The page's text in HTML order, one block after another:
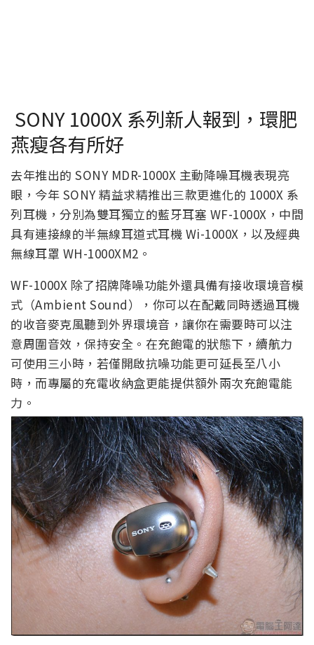
SONY 1000X 系列新人報到，環肥
燕瘦各有所好
去年推出的 SONY MDR-1000X 主動降噪耳機表現亮
眼，今年 SONY 精益求精推出三款更進化的 1000X 系
列耳機，分別為雙耳獨立的藍牙耳塞 WF-1000X，中間
具有連接線的半無線耳道式耳機 Wi-1000X，以及經典
無線耳罩 WH-1000XM2。
WF-1000X 除了招牌降噪功能外還具備有接收環境音模
式（Ambient Sound），你可以在配戴同時透過耳機
的收音麥克風聽到外界環境音，讓你在需要時可以注
意周圍音效，保持安全。在充飽電的狀態下，續航力
可使用三小時，若僅開啟抗噪功能更可延長至八小
時，而專屬的充電收納盒更能提供額外兩次充飽電能
力。